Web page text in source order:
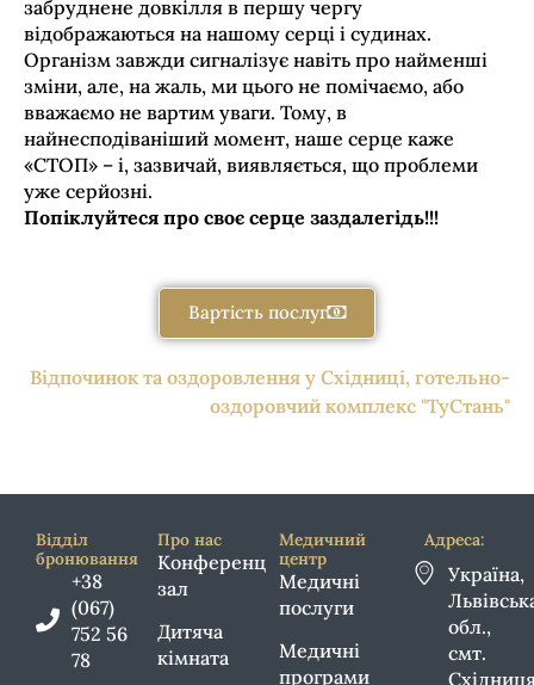
забруднене довкілля в першу чергу
відображаються на нашому серці і судинах.
Організм завжди сигналізує навіть про найменші
зміни, але, на жаль, ми цього не помічаємо, або
вважаємо не вартим уваги. Тому, в
найнесподіваніший момент, наше серце каже
«СТОП» – і, зазвичай, виявляється, що проблеми
уже серйозні.
Попіклуйтеся про своє серце заздалегідь!!!
Вартість послуг
Відпочинок та оздоровлення у Східниці, готельно-
оздоровчий комплекс "ТуСтань"
Відділ
бронювання
+38
(067)
752 56
78
Про нас
Конференц
зал
Дитяча
кімната
Медичний
центр
Медичні
послуги
Медичні
програми
Адреса:
Україна,
обл.,
смт.